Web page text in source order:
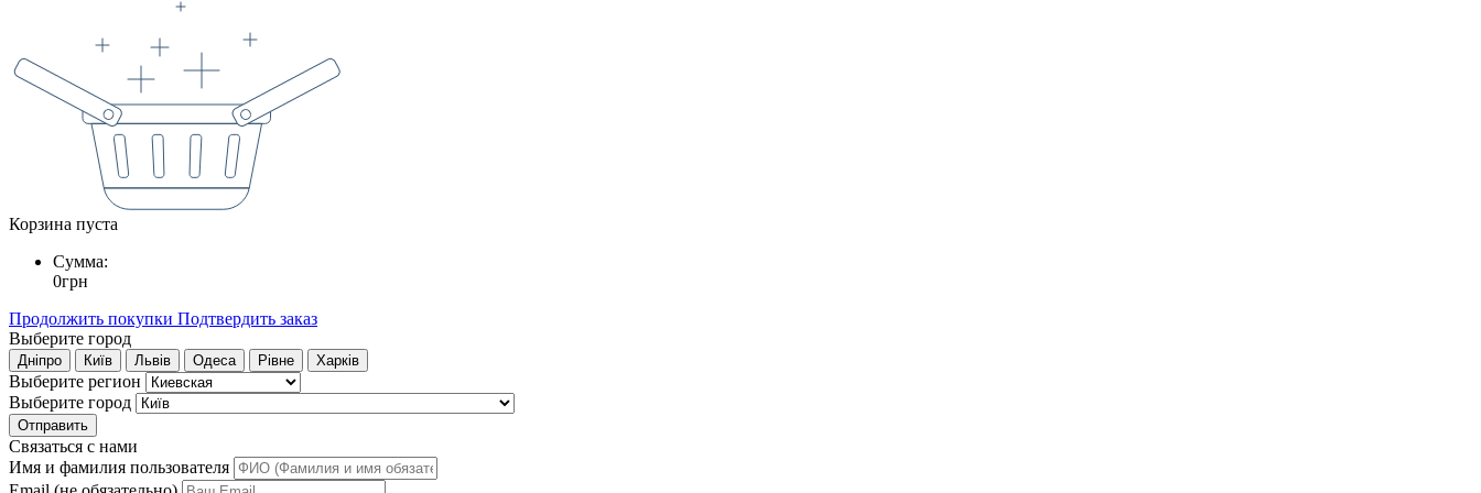
Корзина пуста
Сумма:
0грн
Продолжить покупки Подтвердить заказ
Выберите город
Дніпро Київ Львів Одеса Рівне Харків
Выберите регион
Выберите город
Отправить
Связаться с нами
Имя и фамилия пользователя